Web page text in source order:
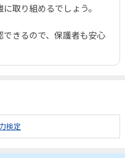
取り組めるでしょう。
きるので、保護者も安心
検定